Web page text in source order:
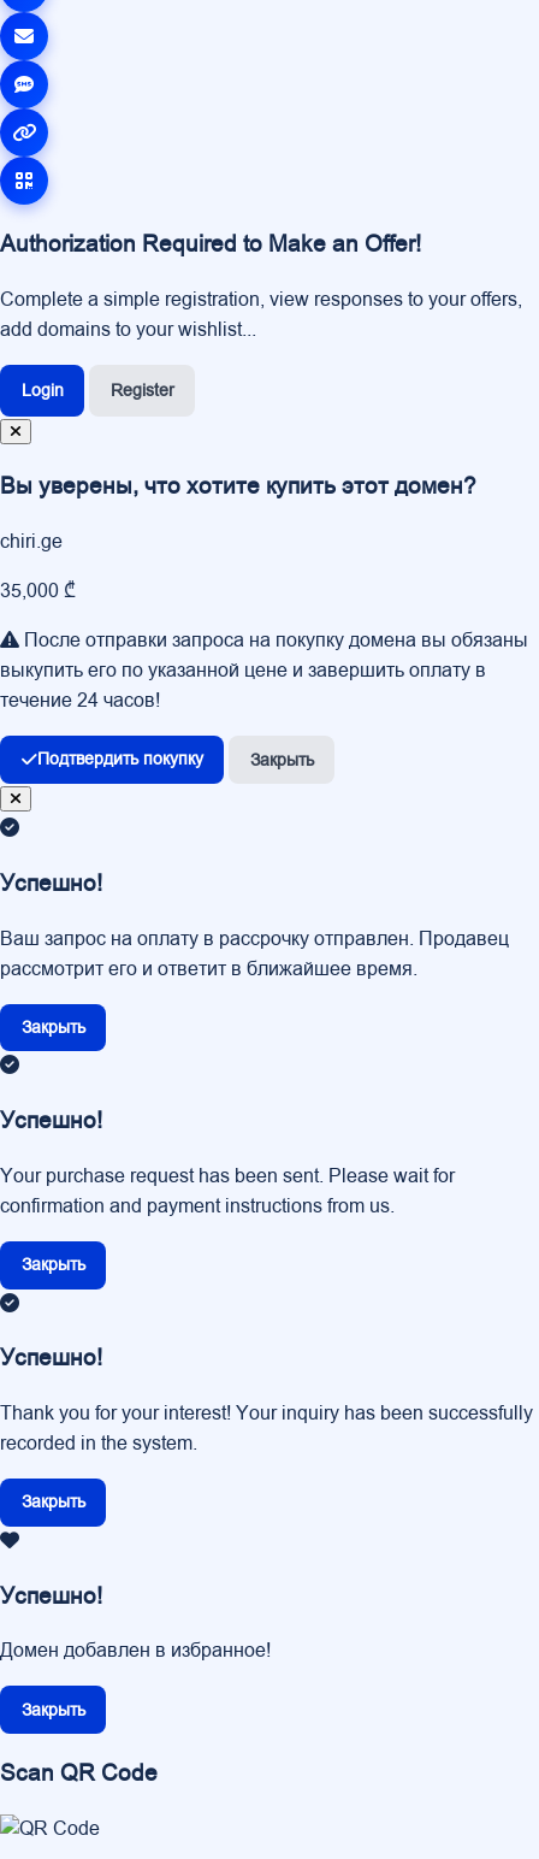
Authorization Required to Make an Offer!
Complete a simple registration, view responses to your offers,
add domains to your wishlist...
Login Register
Вы уверены, что хотите купить этот домен?
chiri.ge
35,000 ₾
После отправки запроса на покупку домена вы обязаны
выкупить его по указанной цене и завершить оплату в
течение 24 часов!
Подтвердить покупку Закрыть
Успешно!
Ваш запрос на оплату в рассрочку отправлен. Продавец
рассмотрит его и ответит в ближайшее время.
Закрыть
Успешно!
Your purchase request has been sent. Please wait for
confirmation and payment instructions from us.
Закрыть
Успешно!
Thank you for your interest! Your inquiry has been successfully
recorded in the system.
Закрыть
Успешно!
Домен добавлен в избранное!
Закрыть
Scan QR Code